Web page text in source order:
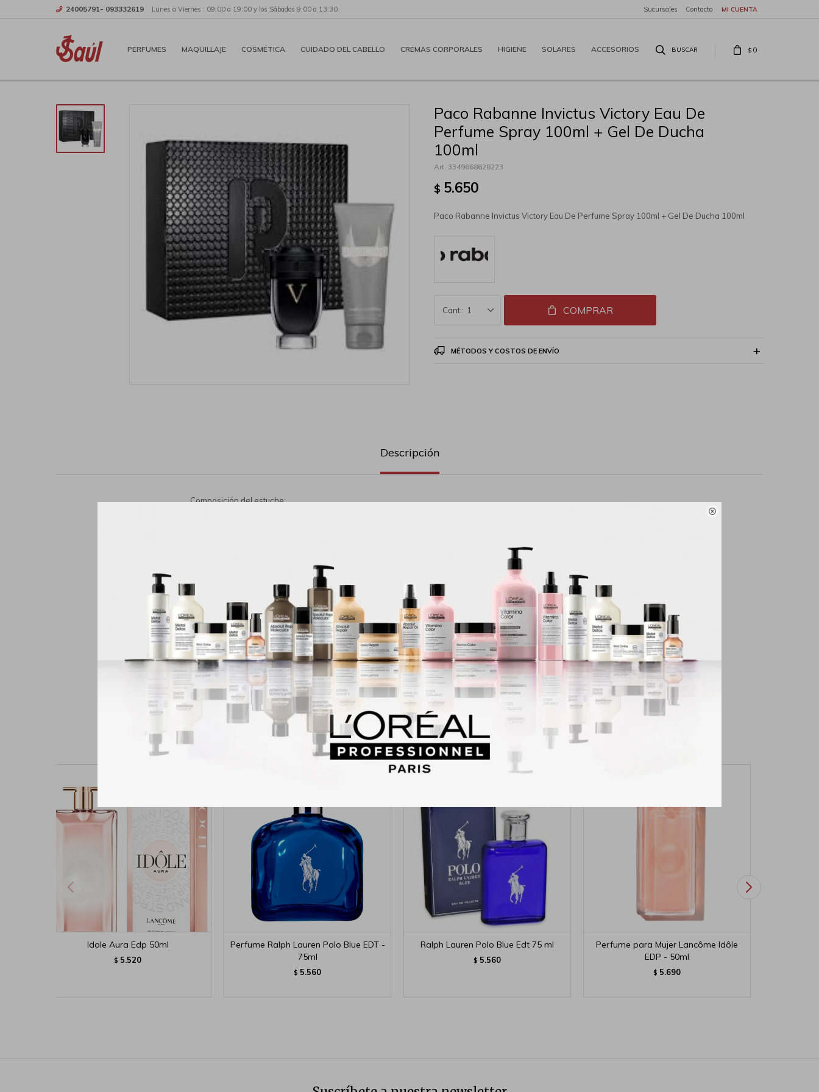

PERFUMES MAQUILLAJE COSMÉTICA CUIDADO DEL CABELLO CREMAS CORPORALES HIGIENE SOLARES ACCESORIOS $ 0
24005791- 093332619 Lunes a Viernes : 09:00 a 19:00 y los Sábados 9:00 a 13:30. Sucursales Contacto
Paco Rabanne Invictus Victory Eau De
Perfume Spray 100ml + Gel De Ducha
100ml
3349668628223
$ 5.650
Paco Rabanne Invictus Victory Eau De Perfume Spray 100ml + Gel De Ducha 100ml
1 COMPRAR
MÉTODOS Y COSTOS DE ENVÍO
Descripción
Composición del estuche:
El icónico estilo de Paco Rabanne grabado en metal. Un choque olfativo entre el vibrante incienso y la sensualidad
Familia olfativa: Ámbar Fresco
Notas de salida: Limón y Pimienta Rosa.
Notas de corazón: Incienso y Lavanda.
Notas de fondo: Haba Tonka y Ámbar.
Productos que te pueden interesar
Idole Aura Edp 50ml
$ 5.520
Perfume Ralph Lauren Polo Blue EDT -
75ml
$ 5.560
Ralph Lauren Polo Blue Edt 75 ml
$ 5.560
Perfume para Mujer Lancôme Idôle
EDP - 50ml
$ 5.690